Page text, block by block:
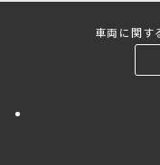
車両に関す